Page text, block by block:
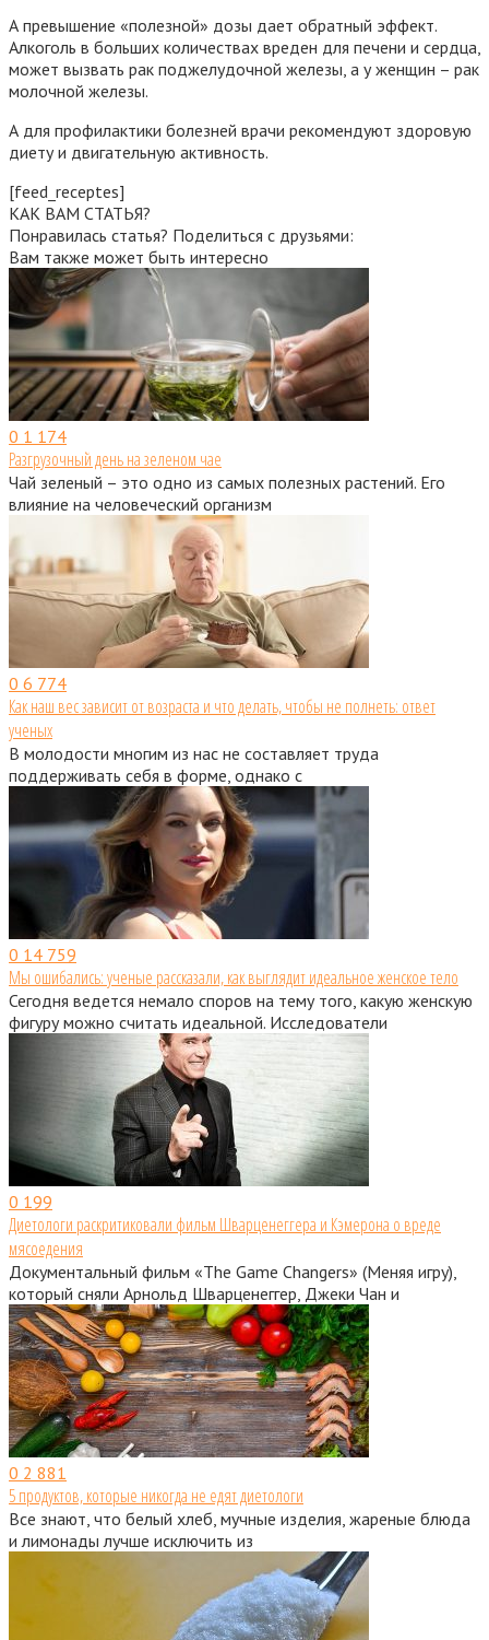
А превышение «полезной» дозы дает обратный эффект.
Алкоголь в больших количествах вреден для печени и сердца,
может вызвать рак поджелудочной железы, а у женщин – рак
молочной железы.
А для профилактики болезней врачи рекомендуют здоровую
диету и двигательную активность.
[feed_receptes]
КАК ВАМ СТАТЬЯ?
Понравилась статья? Поделиться с друзьями:
Вам также может быть интересно
0 1 174
Разгрузочный день на зеленом чае
Чай зеленый – это одно из самых полезных растений. Его
влияние на человеческий организм
0 6 774
Как наш вес зависит от возраста и что делать, чтобы не полнеть: ответ
ученых
В молодости многим из нас не составляет труда
поддерживать себя в форме, однако с
0 14 759
Мы ошибались: ученые рассказали, как выглядит идеальное женское тело
Сегодня ведется немало споров на тему того, какую женскую
фигуру можно считать идеальной. Исследователи
0 199
Диетологи раскритиковали фильм Шварценеггера и Кэмерона о вреде
мясоедения
Документальный фильм «The Game Changers» (Меняя игру),
который сняли Арнольд Шварценеггер, Джеки Чан и
0 2 881
5 продуктов, которые никогда не едят диетологи
Все знают, что белый хлеб, мучные изделия, жареные блюда
и лимонады лучше исключить из